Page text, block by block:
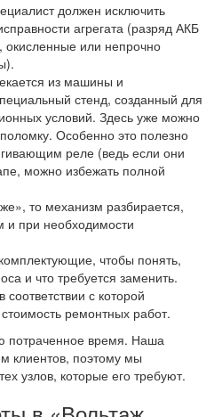
должен исключить
агрегата (разряд АКБ
окисленные или непрочно
из машины и
стенд, созданный для
условий. Здесь уже можно
Особенно это полезно
реле (ведь если они
можно избежать полной
то механизм разбирается,
и при необходимости
чтобы понять,
и что требуется заменить.
с которой
ремонтных работ.
потраченное время. Наша
клиентов, поэтому мы
узлов, которые его требуют.